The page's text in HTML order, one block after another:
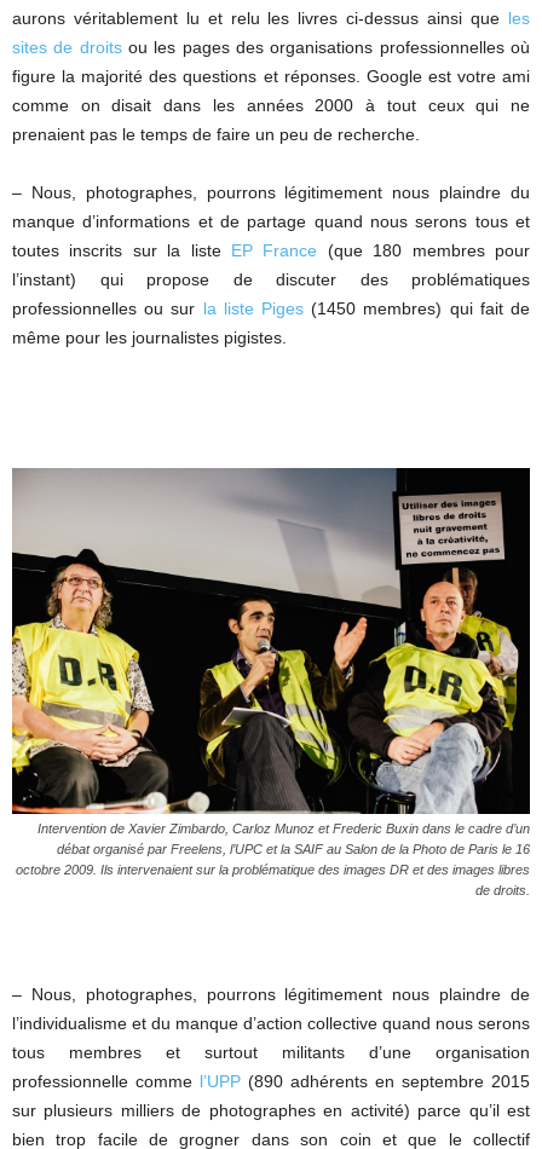
aurons véritablement lu et relu les livres ci-dessus ainsi que les
sites de droitsou les pages des organisations professionnelles où
figure la majorité des questions et réponses. Google est votre ami
comme on disait dans les années 2000 à tout ceux qui ne
prenaient pas le temps de faire un peu de recherche.
– Nous, photographes, pourrons légitimement nous plaindre du
manque d’informations et de partage quand nous serons tous et
toutes inscrits sur la liste EP France (que 180 membres pour
l’instant) qui propose de discuter des problématiques
professionnelles ou sur la liste Piges (1450 membres) qui fait de
même pour les journalistes pigistes.
Intervention de Xavier Zimbardo, Carloz Munoz et Frederic Buxin dans le cadre d’un
débat organisé par Freelens, l’UPC et la SAIF au Salon de la Photo de Paris le 16
octobre 2009. Ils intervenaient sur la problématique des images DR et des images libres
de droits.
– Nous, photographes, pourrons légitimement nous plaindre de
l’individualisme et du manque d’action collective quand nous serons
tous membres et surtout militants d’une organisation
professionnelle comme l’UPP (890 adhérents en septembre 2015
sur plusieurs milliers de photographes en activité) parce qu’il est
bien trop facile de grogner dans son coin et que le collectif